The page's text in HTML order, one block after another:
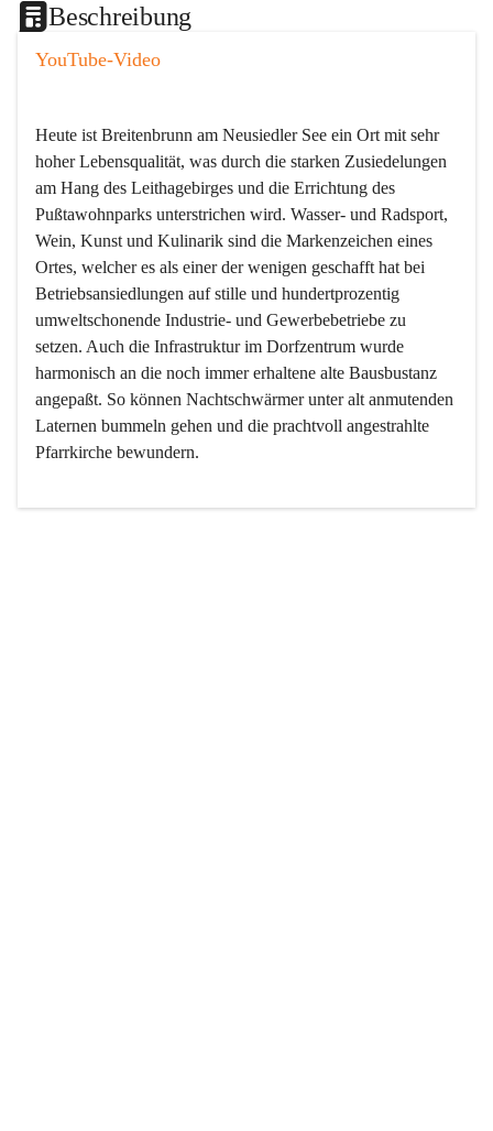
Beschreibung
YouTube-Video
Heute ist Breitenbrunn am Neusiedler See ein Ort mit sehr
hoher Lebensqualität, was durch die starken Zusiedelungen
am Hang des Leithagebirges und die Errichtung des
Pußtawohnparks unterstrichen wird. Wasser- und Radsport,
Wein, Kunst und Kulinarik sind die Markenzeichen eines
Ortes, welcher es als einer der wenigen geschafft hat bei
Betriebsansiedlungen auf stille und hundertprozentig
umweltschonende Industrie- und Gewerbebetriebe zu
setzen. Auch die Infrastruktur im Dorfzentrum wurde
harmonisch an die noch immer erhaltene alte Bausbustanz
angepaßt. So können Nachtschwärmer unter alt anmutenden
Laternen bummeln gehen und die prachtvoll angestrahlte
Pfarrkirche bewundern.
Der Weinbau dominert heute nicht mehr, ist aber integrativer